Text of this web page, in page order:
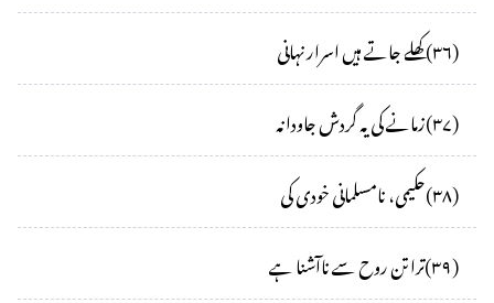
(۳۶)کھلے جاتے ہیں اسرار نہانی
(۳۷)زمانے کی یہ گردش جاودانہ
(۳۸)حکیمی، نامسلمانی خودی کی
(۳۹)ترا تن روح سے ناآشنا ہے